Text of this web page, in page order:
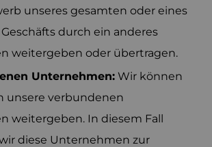
unseres gesamten oder eines
Geschäfts durch ein anderes
weitergeben oder übertragen.
Unternehmen: Wir können
unsere verbundenen
weitergeben. In diesem Fall
diese Unternehmen zur